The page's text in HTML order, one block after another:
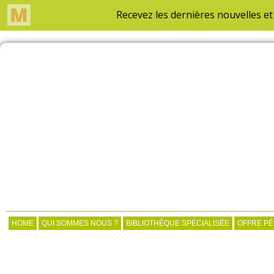
HOME QUI SOMMES NOUS ? BIBLIOTHÈQUE SPÉCIALISÉE OFFRE